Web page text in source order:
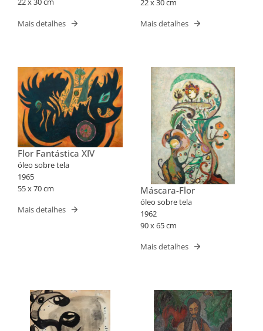
Mais detalhes
22 x 30 cm
Mais detalhes
Flor Fantástica XIV
óleo sobre tela
1965
55 x 70 cm
Mais detalhes
Máscara-Flor
óleo sobre tela
1962
90 x 65 cm
Mais detalhes